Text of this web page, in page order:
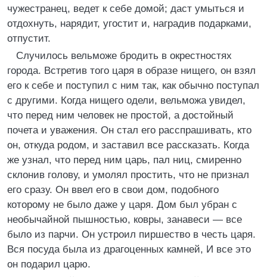
чужестранец, ведет к себе домой; даст умыться и
отдохнуть, нарядит, угостит и, наградив подарками,
отпустит.
Случилось вельможе бродить в окрестностях
города. Встретив того царя в образе нищего, он взял
его к себе и поступил с ним так, как обычно поступал
с другими. Когда нищего одели, вельможа увидел,
что перед ним человек не простой, а достойный
почета и уважения. Он стал его расспрашивать, кто
он, откуда родом, и заставил все рассказать. Когда
же узнал, что перед ним царь, пал ниц, смиренно
склонив голову, и умолял простить, что не признал
его сразу. Он ввел его в свои дом, подобного
которому не было даже у царя. Дом был убран с
необычайной пышностью, ковры, занавеси — все
было из парчи. Он устроил пиршество в честь царя.
Вся посуда была из драгоценных камней, И все это
он подарил царю.